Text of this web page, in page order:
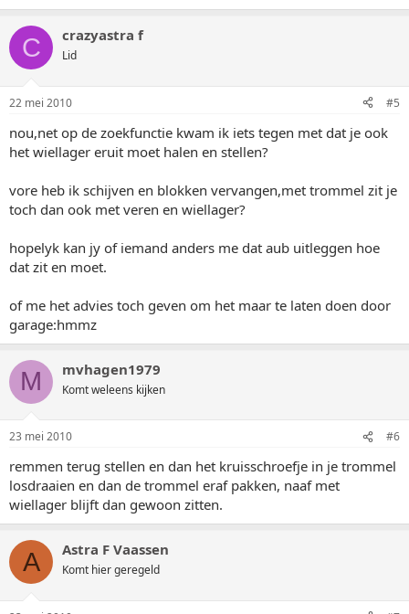
C crazyastra f
Lid
22 mei 2010 #5
nou,net op de zoekfunctie kwam ik iets tegen met dat je ook
het wiellager eruit moet halen en stellen?
vore heb ik schijven en blokken vervangen,met trommel zit je
toch dan ook met veren en wiellager?
hopelyk kan jy of iemand anders me dat aub uitleggen hoe
dat zit en moet.
of me het advies toch geven om het maar te laten doen door
garage:hmmz
M mvhagen1979
Komt weleens kijken
23 mei 2010 #6
remmen terug stellen en dan het kruisschroefje in je trommel
losdraaien en dan de trommel eraf pakken, naaf met
wiellager blijft dan gewoon zitten.
A Astra F Vaassen
Komt hier geregeld